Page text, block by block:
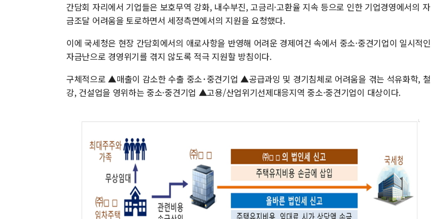
간담회 자리에서 기업들은 보호무역 강화, 내수부진, 고금리·고환율 지속 등으로 인한 기업경영에서의 자
금조달 어려움을 토로하면서 세정측면에서의 지원을 요청했다.
이에 국세청은 현장 간담회에서의 애로사항을 반영해 어려운 경제여건 속에서 중소·중견기업이 일시적인
자금난으로 경영위기를 겪지 않도록 적극 지원할 방침이다.
구체적으로 ▲매출이 감소한 수출 중소･중견기업 ▲공급과잉 및 경기침체로 어려움을 겪는 석유화학, 철
강, 건설업을 영위하는 중소·중견기업 ▲고용/산업위기선제대응지역 중소·중견기업이 대상이다.